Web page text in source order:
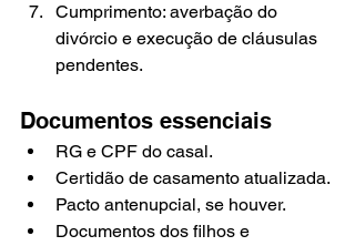
Cumprimento: averbação do
divórcio e execução de cláusulas
pendentes.
Documentos essenciais
RG e CPF do casal.
Certidão de casamento atualizada.
Pacto antenupcial, se houver.
Documentos dos filhos e